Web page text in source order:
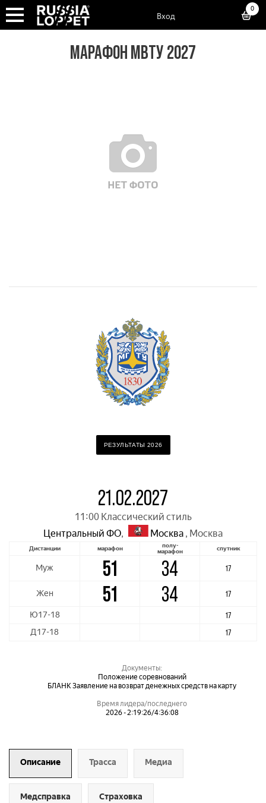
Вход
0
МАРАФОН МВТУ 2027
РЕЗУЛЬТАТЫ 2026
21.02.2027
11:00 Классический стиль
Центральный ФО, Москва , Москва
Дистанции марафон полу-
марафон спутник
Муж 51 34 17
Жен 51 34 17
Ю17-18 17
Д17-18 17
Документы:
Положение соревнований
БЛАНК Заявление на возврат денежных средств на карту
Время лидера/последнего
2026 - 2:19:26/4:36:08
Описание Трасса Медиа
Медсправка Страховка